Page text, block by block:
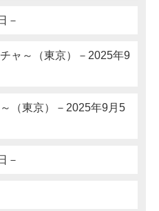
－
ャ～（東京）－2025年9
（東京）－2025年9月5
－